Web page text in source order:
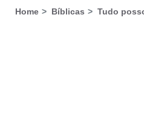
Home Bíblicas Tudo